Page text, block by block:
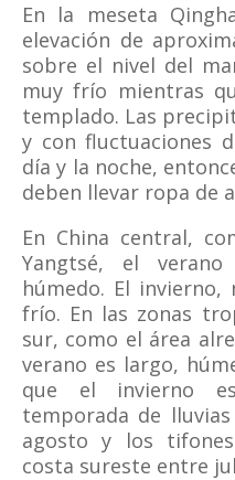
En la meseta
elevación de
sobre el nivel del
muy frío mientras
templado. Las
y con fluctuaciones
día y la noche,
deben llevar ropa de
En China central,
Yangtsé, el
húmedo. El
frío. En las zonas
sur, como el área
verano es largo,
que el invierno
temporada de
agosto y los
costa sureste entre